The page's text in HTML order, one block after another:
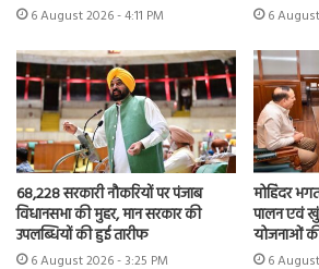
6 August 2026 - 4:11 PM 6
68,228 सरकारी नौकरियों पर पंजाब
विधानसभा की मुहर, मान सरकार की
उपलब्धियों की हुई तारीफ
6 August 2026 - 3:25 PM
मोहिंदर
पालन एवं
योजनाओं
6